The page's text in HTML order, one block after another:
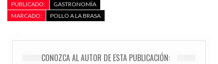
PUBLICADO:
GASTRONOMÍA
MARCADO:
POLLO A LA BRASA
CONOZCA AL AUTOR DE ESTA PUBLICACIÓN: